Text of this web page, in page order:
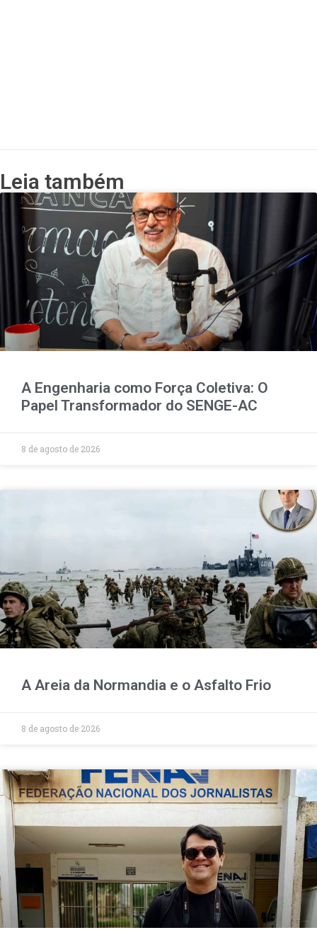
Leia também
A Engenharia como Força Coletiva: O
Papel Transformador do SENGE-AC
8 de agosto de 2026
A Areia da Normandia e o Asfalto Frio
8 de agosto de 2026